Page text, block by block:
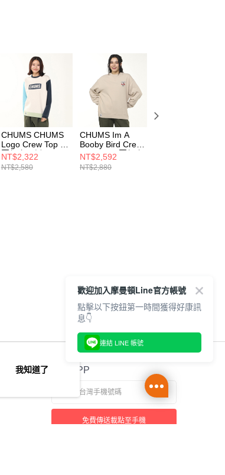
CHUMS CHUMS
Logo Crew Top 男
圓領套頭衫
Lt.BlueCrazy
CH001516C103
NT$2,322
NT$2,580
CHUMS Im A
Booby Bird Crew
Top LP 男 圓領套
頭衫 米灰色
CH001489G082
NT$2,592
NT$2,880
官方APP
免費傳送載點至手機
我知道了
歡迎加入摩曼頓Line官方帳號
點擊以下按鈕第一時間獲得好康訊
息👇
連結 LINE 帳號